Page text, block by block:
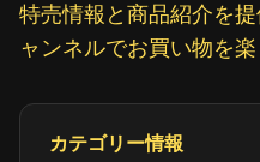
特売情報と商品紹介を
ャンネルでお買い物を
カテゴリー情報